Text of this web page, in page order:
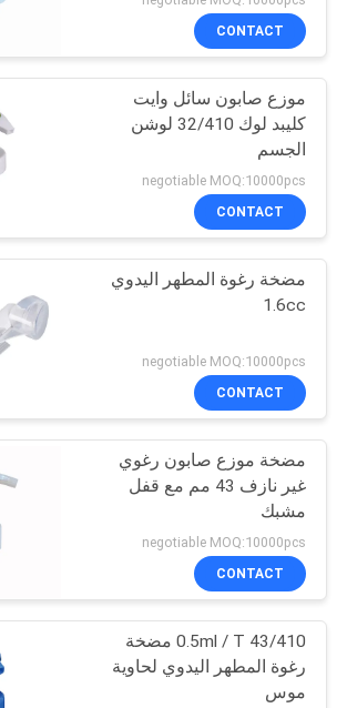
خريطة
الموقع
PRIVACY
POLICY
CONTACT
موزع صابون سائل وايت
كليبد لوك 32/410 لوشن
الجسم
negotiable MOQ:10000pcs
CONTACT
مضخة رغوة المطهر اليدوي
1.6cc
negotiable MOQ:10000pcs
CONTACT
مضخة موزع صابون رغوي
غير نازف 43 مم مع قفل
مشبك
negotiable MOQ:10000pcs
CONTACT
43/410 0.5ml / T مضخة
رغوة المطهر اليدوي لحاوية
موس